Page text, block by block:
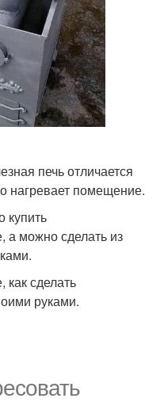
печь отличается
нагревает помещение.
купить
а можно сделать из
как сделать
руками.